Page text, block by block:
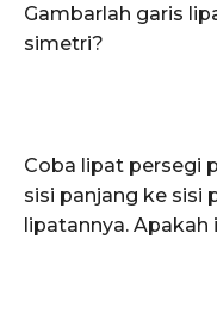
Gambarlah garis
simetri?
Coba lipat persegi
sisi panjang ke sisi
lipatannya.